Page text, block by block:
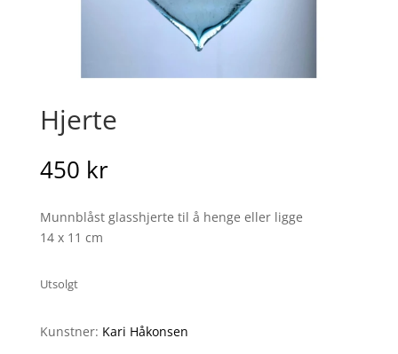
Hjerte
450 kr
Munnblåst glasshjerte til å henge eller ligge
14 x 11 cm
Utsolgt
Kunstner: Kari Håkonsen